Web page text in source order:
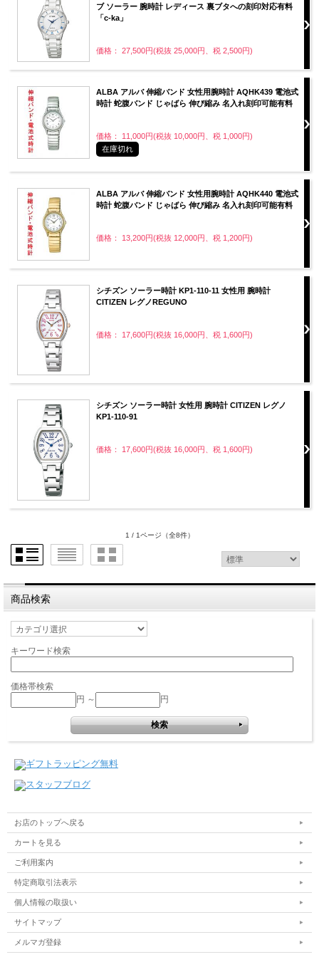
ブ ソーラー 腕時計 レディース 裏ブタへの刻印対応有料
「c-ka」
価格： 27,500円(税抜 25,000円、税 2,500円)
ALBA アルバ 伸縮バンド 女性用腕時計 AQHK439 電池式
時計 蛇腹バンド じゃばら 伸び縮み 名入れ刻印可能有料
価格： 11,000円(税抜 10,000円、税 1,000円)
在庫切れ
ALBA アルバ 伸縮バンド 女性用腕時計 AQHK440 電池式
時計 蛇腹バンド じゃばら 伸び縮み 名入れ刻印可能有料
価格： 13,200円(税抜 12,000円、税 1,200円)
シチズン ソーラー時計 KP1-110-11 女性用 腕時計
CITIZEN レグノREGUNO
価格： 17,600円(税抜 16,000円、税 1,600円)
シチズン ソーラー時計 女性用 腕時計 CITIZEN レグノ
KP1-110-91
価格： 17,600円(税抜 16,000円、税 1,600円)
1 / 1ページ （全8件）
商品検索
キーワード検索
価格帯検索
円 ～
円
お店のトップへ戻る
カートを見る
ご利用案内
特定商取引法表示
個人情報の取扱い
サイトマップ
メルマガ登録